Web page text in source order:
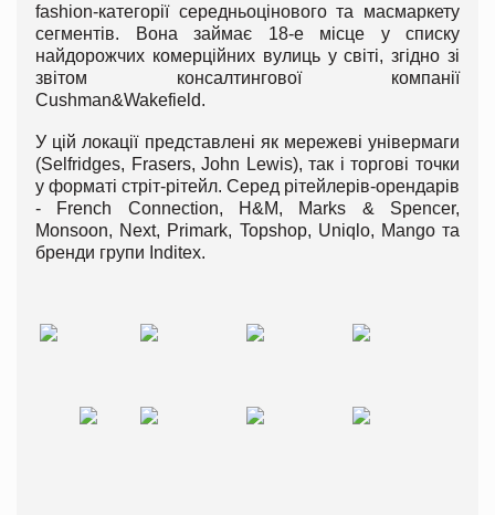
fashion-категорії середньоцінового та масмаркету
сегментів. Вона займає 18-е місце у списку
найдорожчих комерційних вулиць у світі, згідно зі
звітом консалтингової компанії
Cushman&Wakefield.
У цій локації представлені як мережеві універмаги
(Selfridges, Frasers, John Lewis), так і торгові точки
у форматі стріт-рітейл. Серед рітейлерів-орендарів
- French Connection, H&M, Marks & Spencer,
Monsoon, Next, Primark, Topshop, Uniqlo, Mango та
бренди групи Inditex.